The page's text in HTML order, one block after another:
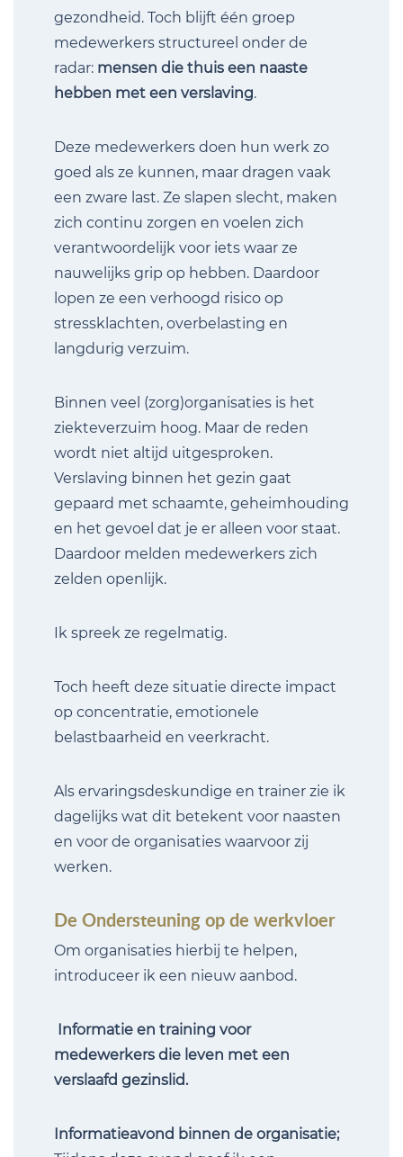
gezondheid. Toch blijft één groep
medewerkers structureel onder de
radar: mensen die thuis een naaste
hebben met een verslaving.
Deze medewerkers doen hun werk zo
goed als ze kunnen, maar dragen vaak
een zware last. Ze slapen slecht, maken
zich continu zorgen en voelen zich
verantwoordelijk voor iets waar ze
nauwelijks grip op hebben. Daardoor
lopen ze een verhoogd risico op
stressklachten, overbelasting en
langdurig verzuim.
Binnen veel (zorg)organisaties is het
ziekteverzuim hoog. Maar de reden
wordt niet altijd uitgesproken.
Verslaving binnen het gezin gaat
gepaard met schaamte, geheimhouding
en het gevoel dat je er alleen voor staat.
Daardoor melden medewerkers zich
zelden openlijk.
Ik spreek ze regelmatig.
Toch heeft deze situatie directe impact
op concentratie, emotionele
belastbaarheid en veerkracht.
Als ervaringsdeskundige en trainer zie ik
dagelijks wat dit betekent voor naasten
en voor de organisaties waarvoor zij
werken.
De Ondersteuning op de werkvloer
Om organisaties hierbij te helpen,
introduceer ik een nieuw aanbod.
Informatie en training voor
medewerkers die leven met een
verslaafd gezinslid.
Informatieavond binnen de organisatie;